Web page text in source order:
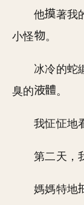
他 著我
小怪
。
冰冷的蛇
臭的
。
我怔怔地
第二天，
媽媽特地